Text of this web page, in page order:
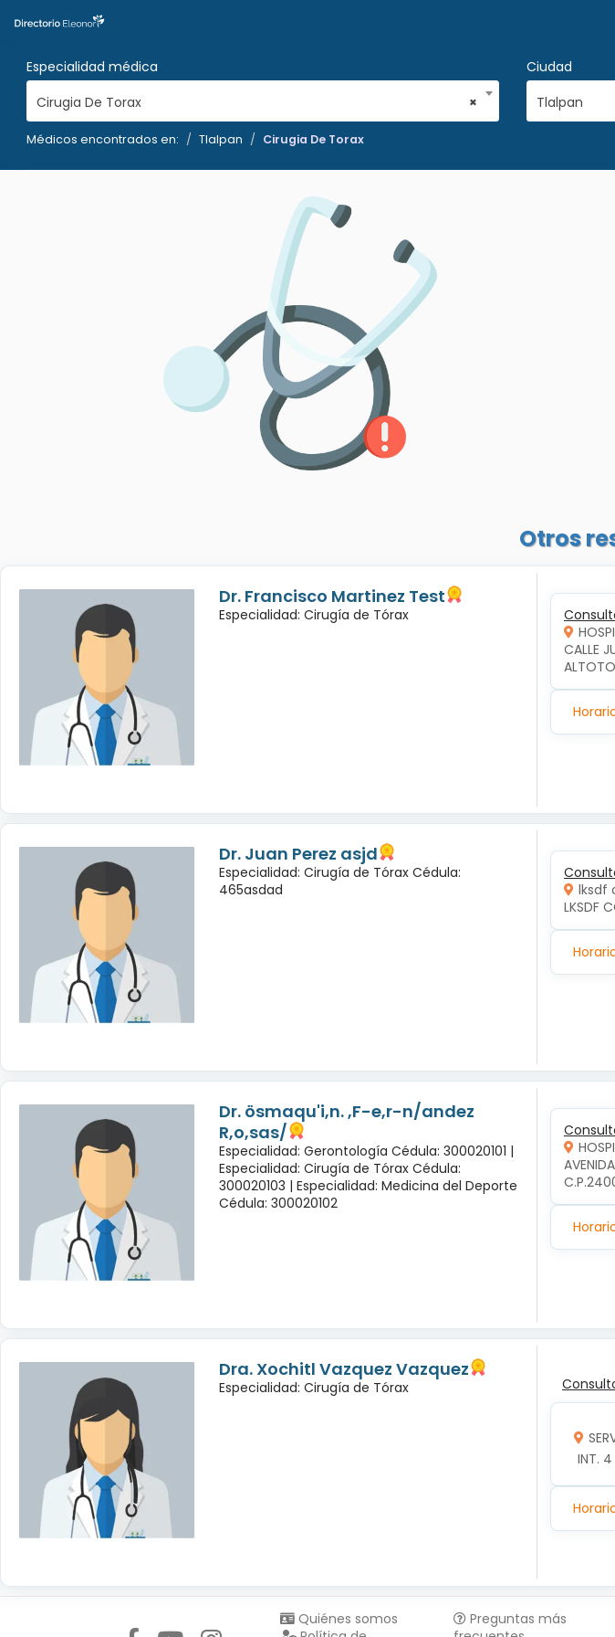
Especialidad médica
×
Cirugia De Torax
Ciudad
Tlalpan
Médicos encontrados en: Tlalpan Cirugia De Torax
Otros
Dr. Francisco Martinez Test
Especialidad: Cirugía de Tórax
CALLE
Dr. Juan Perez asjd
Especialidad: Cirugía de Tórax Cédula:
465asdad
lksdf
LKSDF
Dr. ösmaqu'i,n. ,F-e,r-n/andez
R,o,sas/
Especialidad: Gerontología Cédula: 300020101 |
Especialidad: Cirugía de Tórax Cédula:
300020103 | Especialidad: Medicina del Deporte
Cédula: 300020102
Dra. Xochitl Vazquez Vazquez
Especialidad: Cirugía de Tórax
INT. 4
Quiénes somos
Preguntas más